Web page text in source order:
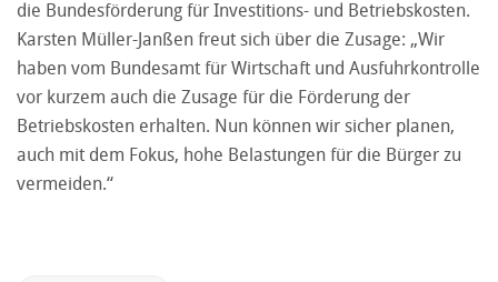
die Bundesförderung für Investitions- und Betriebskosten.
Karsten Müller-Janßen freut sich über die Zusage: „Wir
haben vom Bundesamt für Wirtschaft und Ausfuhrkontrolle
vor kurzem auch die Zusage für die Förderung der
Betriebskosten erhalten. Nun können wir sicher planen,
auch mit dem Fokus, hohe Belastungen für die Bürger zu
vermeiden.“